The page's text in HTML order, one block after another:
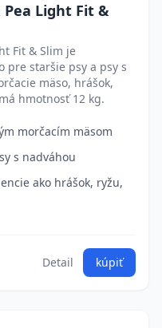
Light Fit &
Fit & Slim je
pre staršie psy a psy s
mäso, hrášok,
hmotnosť 12 kg.
morčacím mäsom
s nadváhou
ako hrášok, ryžu,
Detail kúpiť